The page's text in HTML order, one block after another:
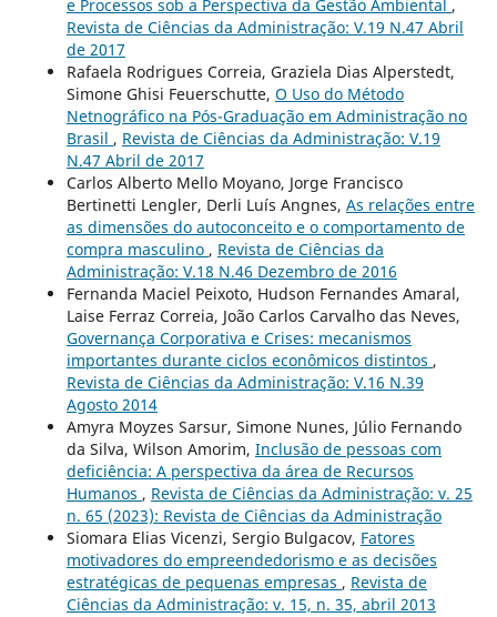
e Processos sob a Perspectiva da Gestão Ambiental ,
Revista de Ciências da Administração: V.19 N.47 Abril
de 2017
Rafaela Rodrigues Correia, Graziela Dias Alperstedt,
Simone Ghisi Feuerschutte, O Uso do Método
Netnográfico na Pós-Graduação em Administração no
Brasil , Revista de Ciências da Administração: V.19
N.47 Abril de 2017
Carlos Alberto Mello Moyano, Jorge Francisco
Bertinetti Lengler, Derli Luís Angnes, As relações entre
as dimensões do autoconceito e o comportamento de
compra masculino , Revista de Ciências da
Administração: V.18 N.46 Dezembro de 2016
Fernanda Maciel Peixoto, Hudson Fernandes Amaral,
Laise Ferraz Correia, João Carlos Carvalho das Neves,
Governança Corporativa e Crises: mecanismos
importantes durante ciclos econômicos distintos ,
Revista de Ciências da Administração: V.16 N.39
Agosto 2014
Amyra Moyzes Sarsur, Simone Nunes, Júlio Fernando
da Silva, Wilson Amorim, Inclusão de pessoas com
deficiência: A perspectiva da área de Recursos
Humanos , Revista de Ciências da Administração: v. 25
n. 65 (2023): Revista de Ciências da Administração
Siomara Elias Vicenzi, Sergio Bulgacov, Fatores
motivadores do empreendedorismo e as decisões
estratégicas de pequenas empresas , Revista de
Ciências da Administração: v. 15, n. 35, abril 2013